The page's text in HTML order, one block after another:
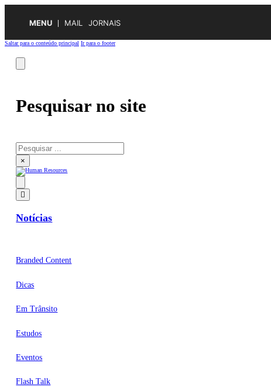
MENU MAIL JORNAIS
Saltar para o conteúdo principal Ir para o footer
Pesquisar no site
Pesquisar
×
Notícias
Branded Content
Dicas
Em Trânsito
Estudos
Eventos
Flash Talk